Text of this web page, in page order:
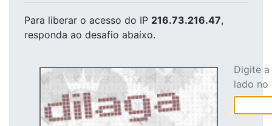
Para liberar o acesso do IP 216.73.216.47,
responda ao desafio abaixo.
Digite
lado no